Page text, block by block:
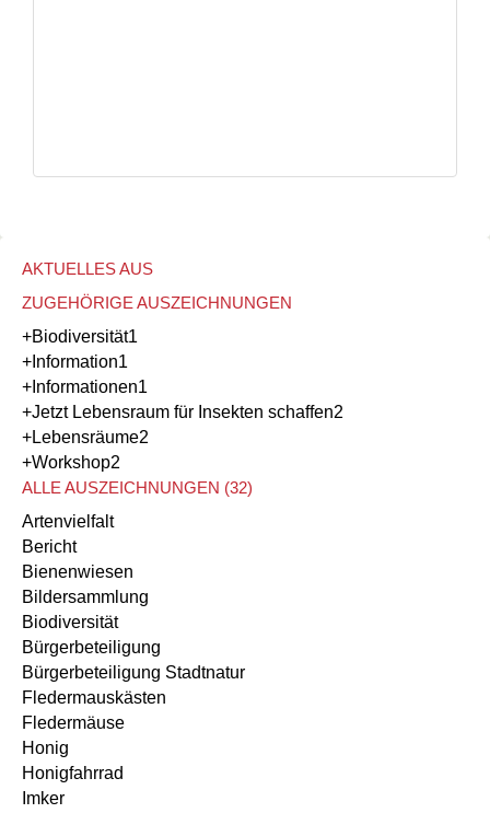
AKTUELLES AUS
ZUGEHÖRIGE AUSZEICHNUNGEN
+Biodiversität1
+Information1
+Informationen1
+Jetzt Lebensraum für Insekten schaffen2
+Lebensräume2
+Workshop2
ALLE AUSZEICHNUNGEN (32)
Artenvielfalt
Bericht
Bienenwiesen
Bildersammlung
Biodiversität
Bürgerbeteiligung
Bürgerbeteiligung Stadtnatur
Fledermauskästen
Fledermäuse
Honig
Honigfahrrad
Imker